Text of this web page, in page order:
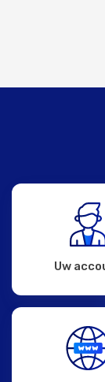
Uw